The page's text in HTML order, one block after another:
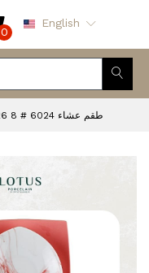
0
English
طقم عشاء 6024 # 8 26 ق ديملا